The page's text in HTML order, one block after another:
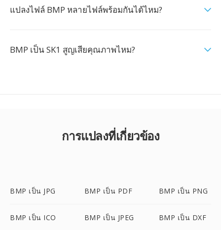
แปลงไฟล์ BMP หลายไฟล์พร้อมกันได้ไหม?
BMP เป็น SK1 สูญเสียคุณภาพไหม?
การแปลงที่เกี่ยวข้อง
BMP เป็น JPG BMP เป็น PDF BMP เป็น PNG
BMP เป็น ICO BMP เป็น JPEG BMP เป็น DXF